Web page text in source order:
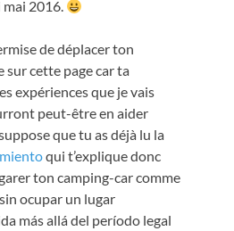
mai 2016.
de déplacer ton
sur cette page car ta
expériences que je vais
peut-être en aider
que tu as déjà lu la
qui t’explique donc
ton camping-car comme
ocupar un lugar
más allá del período legal